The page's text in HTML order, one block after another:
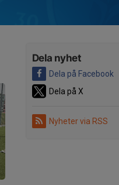
Dela nyhet
Dela på Facebook
Dela på X
Nyheter via RSS